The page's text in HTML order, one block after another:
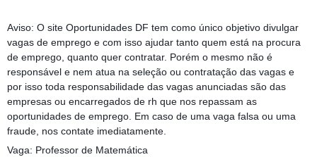
Aviso: O site Oportunidades DF tem como único objetivo divulgar
vagas de emprego e com isso ajudar tanto quem está na procura
de emprego, quanto quer contratar. Porém o mesmo não é
responsável e nem atua na seleção ou contratação das vagas e
por isso toda responsabilidade das vagas anunciadas são das
empresas ou encarregados de rh que nos repassam as
oportunidades de emprego. Em caso de uma vaga falsa ou uma
fraude, nos contate imediatamente.
Vaga: Professor de Matemática